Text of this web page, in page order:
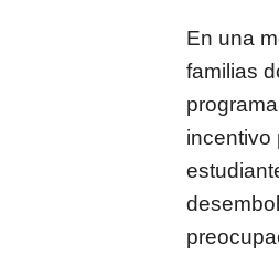
En una
familias
programa
incentivo